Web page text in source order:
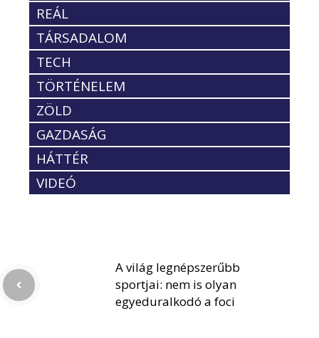
REÁL
TÁRSADALOM
TECH
TÖRTÉNELEM
ZÖLD
GAZDASÁG
HÁTTÉR
VIDEÓ
A világ legnépszerűbb
sportjai: nem is olyan
egyeduralkodó a foci